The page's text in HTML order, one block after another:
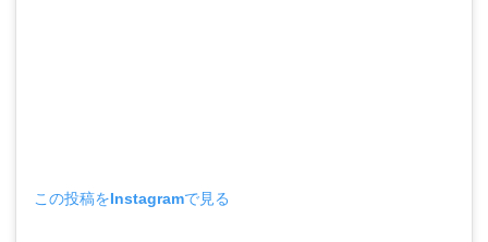
この投稿をInstagramで見る